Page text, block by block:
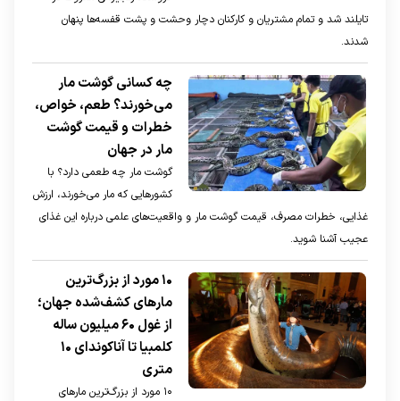
تایلند شد و تمام مشتریان و کارکنان دچار وحشت و پشت قفسه‌ها پنهان
شدند.
چه کسانی گوشت مار
می‌خورند؟ طعم، خواص،
خطرات و قیمت گوشت
مار در جهان
گوشت مار چه طعمی دارد؟ با
کشورهایی که مار می‌خورند، ارزش
غذایی، خطرات مصرف، قیمت گوشت مار و واقعیت‌های علمی درباره این غذای
عجیب آشنا شوید.
۱۰ مورد از بزرگ‌ترین
مار‌های کشف‌شده جهان؛
از غول ۶۰ میلیون ساله
کلمبیا تا آناکوندای ۱۰
متری
۱۰ مورد از بزرگ‌ترین مارهای